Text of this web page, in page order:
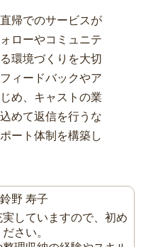
帰でのサービスが
ローやコミュニテ
環境づくりを大切
ィードバックやア
め、キャストの業
めて返信を行うな
ート体制を構築し
鈴野 寿子
していますので、初め
さい。